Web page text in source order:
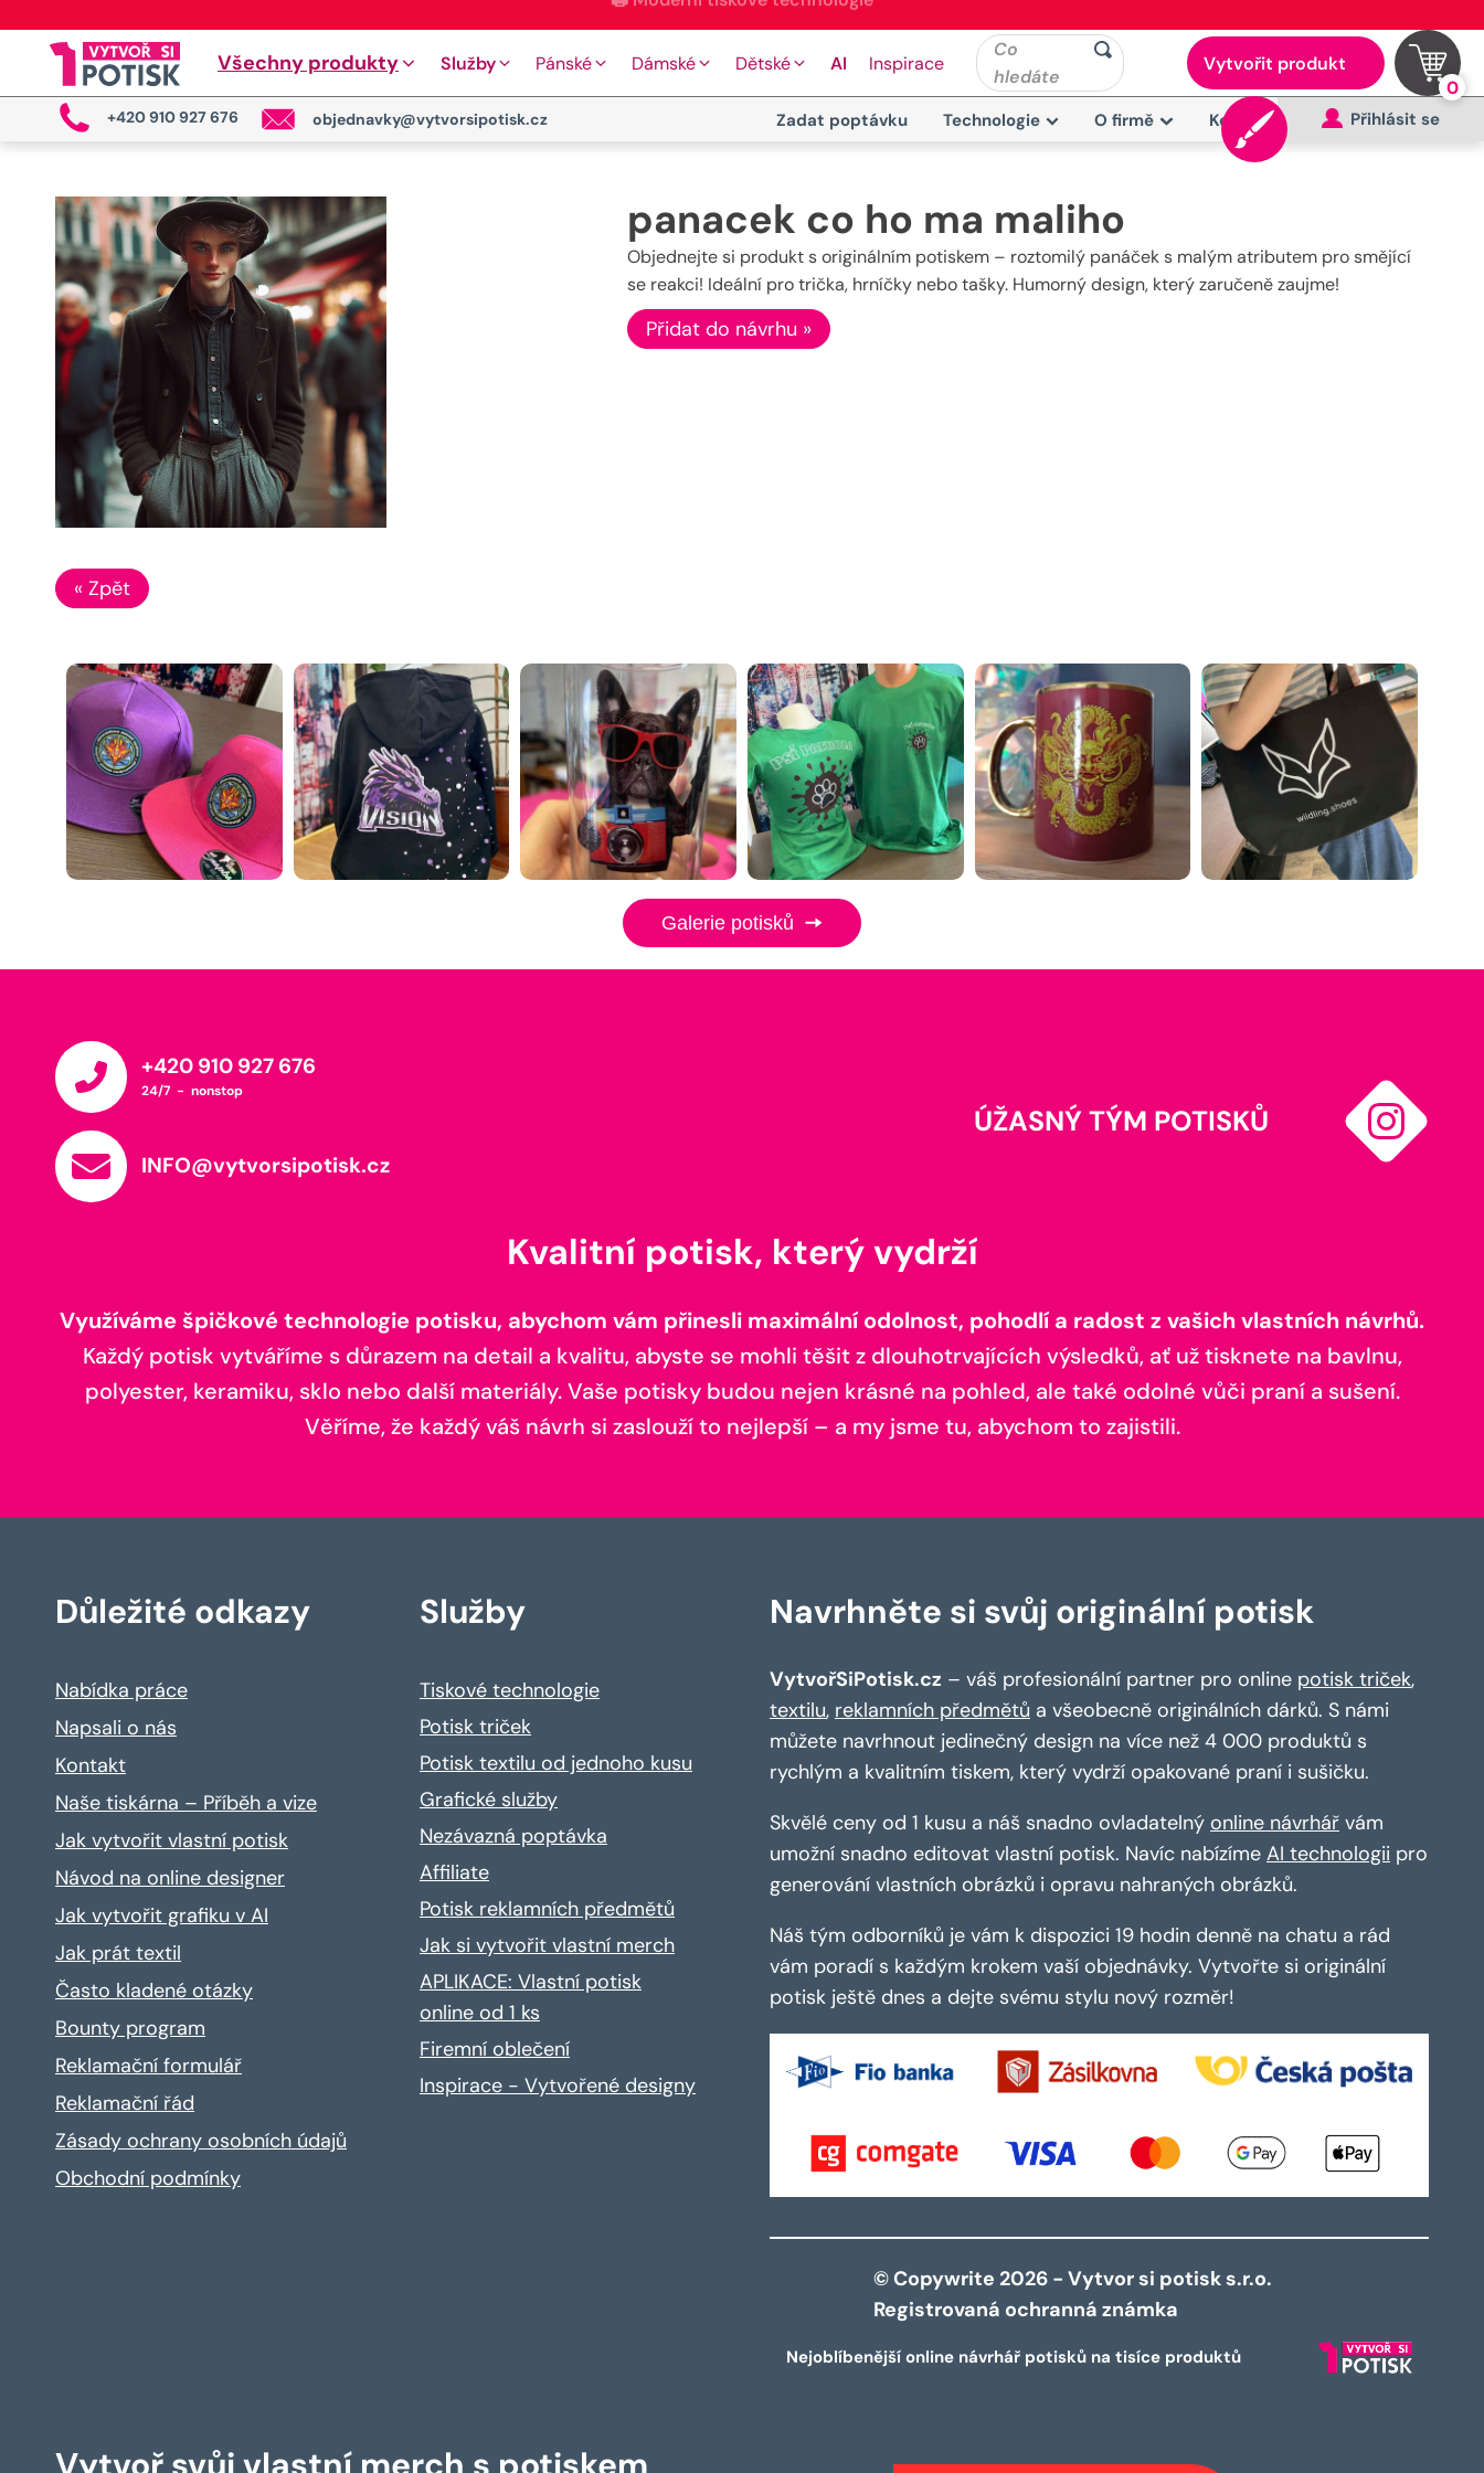
🖨️ Moderní tiskové technologie
Všechny produkty Služby Pánské Dámské Dětské AI Inspirace
Co
hledáte
Vytvořit produkt
0
+420 910 927 676 objednavky@vytvorsipotisk.cz Zadat poptávku Technologie O firmě Kontakt Přihlásit se
panacek co ho ma maliho
Objednejte si produkt s originálním potiskem – roztomilý panáček s malým atributem pro smějící
se reakci! Ideální pro trička, hrníčky nebo tašky. Humorný design, který zaručeně zaujme!
Přidat do návrhu »
« Zpět
Galerie potisků
+420 910 927 676
24/7 - nonstop
INFO@vytvorsipotisk.cz
ÚŽASNÝ TÝM POTISKŮ
Kvalitní potisk, který vydrží
Využíváme špičkové technologie potisku, abychom vám přinesli maximální odolnost, pohodlí a radost z vašich vlastních návrhů.
Každý potisk vytváříme s důrazem na detail a kvalitu, abyste se mohli těšit z dlouhotrvajících výsledků, ať už tisknete na bavlnu,
polyester, keramiku, sklo nebo další materiály. Vaše potisky budou nejen krásné na pohled, ale také odolné vůči praní a sušení.
Věříme, že každý váš návrh si zaslouží to nejlepší – a my jsme tu, abychom to zajistili.
Důležité odkazy
Nabídka práce
Napsali o nás
Kontakt
Naše tiskárna – Příběh a vize
Jak vytvořit vlastní potisk
Návod na online designer
Jak vytvořit grafiku v AI
Jak prát textil
Často kladené otázky
Bounty program
Reklamační formulář
Reklamační řád
Zásady ochrany osobních údajů
Obchodní podmínky
Služby
Tiskové technologie
Potisk triček
Potisk textilu od jednoho kusu
Grafické služby
Nezávazná poptávka
Affiliate
Potisk reklamních předmětů
Jak si vytvořit vlastní merch
APLIKACE: Vlastní potisk
online od 1 ks
Firemní oblečení
Inspirace - Vytvořené designy
Navrhněte si svůj originální potisk
VytvořSiPotisk.cz – váš profesionální partner pro online potisk triček,
textilu, reklamních předmětů a všeobecně originálních dárků. S námi
můžete navrhnout jedinečný design na více než 4 000 produktů s
rychlým a kvalitním tiskem, který vydrží opakované praní i sušičku.
Skvělé ceny od 1 kusu a náš snadno ovladatelný online návrhář vám
umožní snadno editovat vlastní potisk. Navíc nabízíme AI technologii pro
generování vlastních obrázků i opravu nahraných obrázků.
Náš tým odborníků je vám k dispozici 19 hodin denně na chatu a rád
vám poradí s každým krokem vaší objednávky. Vytvořte si originální
potisk ještě dnes a dejte svému stylu nový rozměr!
© Copywrite 2026 - Vytvor si potisk s.r.o.
Registrovaná ochranná známka
Nejoblíbenější online návrhář potisků na tisíce produktů